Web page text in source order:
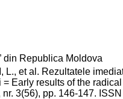
din Republica Moldova
L., et al. Rezultatele
Early results of the
3(56), pp. 146-147.